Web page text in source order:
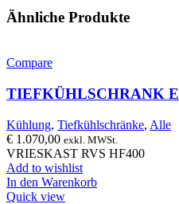
Ähnliche Produkte
Compare
TIEFKÜHLSCHRANK
Kühlung, Tiefkühlschränke, Alle
€ 1.070,00 exkl. MWSt.
VRIESKAST RVS HF400
Add to wishlist
In den Warenkorb
Quick view